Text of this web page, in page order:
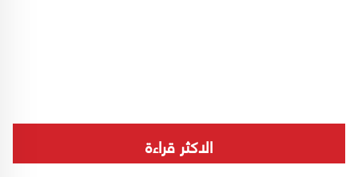
الاكثر قراءة